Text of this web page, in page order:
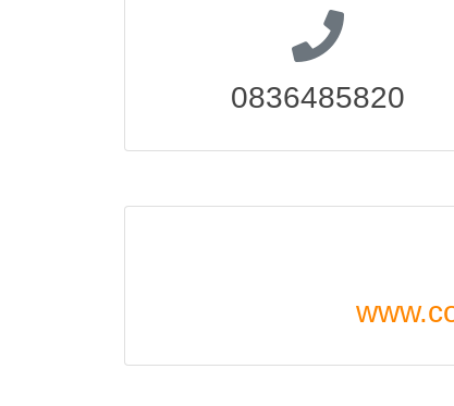
0836485820